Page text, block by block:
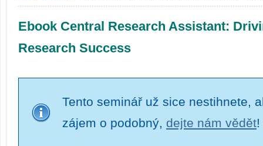
Ebook Central Research Assistant:
Research Success
Tento seminář už sice nestihnete,
zájem o podobný, dejte nám vědět!